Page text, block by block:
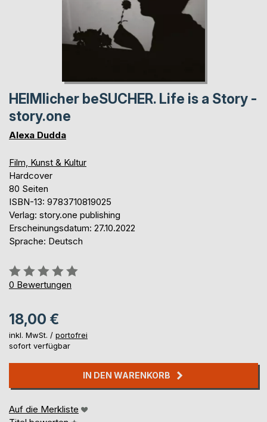
HEIMlicher beSUCHER. Life is a Story -
story.one
Alexa Dudda
Film, Kunst & Kultur
Hardcover
80 Seiten
ISBN-13: 9783710819025
Verlag: story.one publishing
Erscheinungsdatum: 27.10.2022
Sprache: Deutsch
Bewertung::
0%
0 Bewertungen
18,00 €
inkl. MwSt. / portofrei
sofort verfügbar
IN DEN WARENKORB
Auf die Merkliste